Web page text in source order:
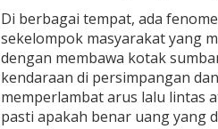
Di berbagai tempat, ada
sekelompok masyarakat yang
dengan membawa kotak
kendaraan di persimpangan
memperlambat arus lalu lintas
pasti apakah benar uang yang